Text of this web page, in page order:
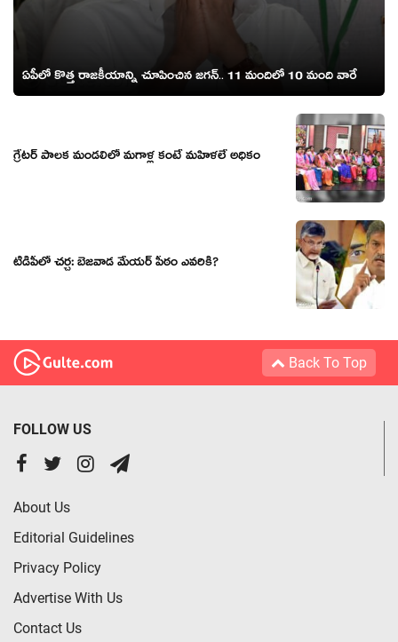
ఏపీలో కొత్త రాజకీయాన్ని చూపించిన జగన్.. 11 మందిలో 10 మంది వారే
గ్రేటర్ పాలక మండలిలో మగాళ్ల కంటే మహిళలే అధికం
టీడీపీలో చ‌ర్చ‌: బెజ‌వాడ మేయ‌ర్ పీఠం ఎవ‌రికి?
Back To Top
FOLLOW US
About Us
Editorial Guidelines
Privacy Policy
Advertise With Us
Contact Us